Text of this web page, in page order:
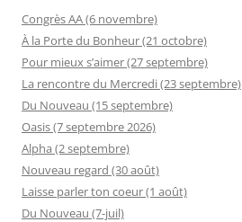
Congrès AA (6 novembre)
À la Porte du Bonheur (21 octobre)
Pour mieux s’aimer (27 septembre)
La rencontre du Mercredi (23 septembre)
Du Nouveau (15 septembre)
Oasis (7 septembre 2026)
Alpha (2 septembre)
Nouveau regard (30 août)
Laisse parler ton coeur (1 août)
Du Nouveau (7-juil)